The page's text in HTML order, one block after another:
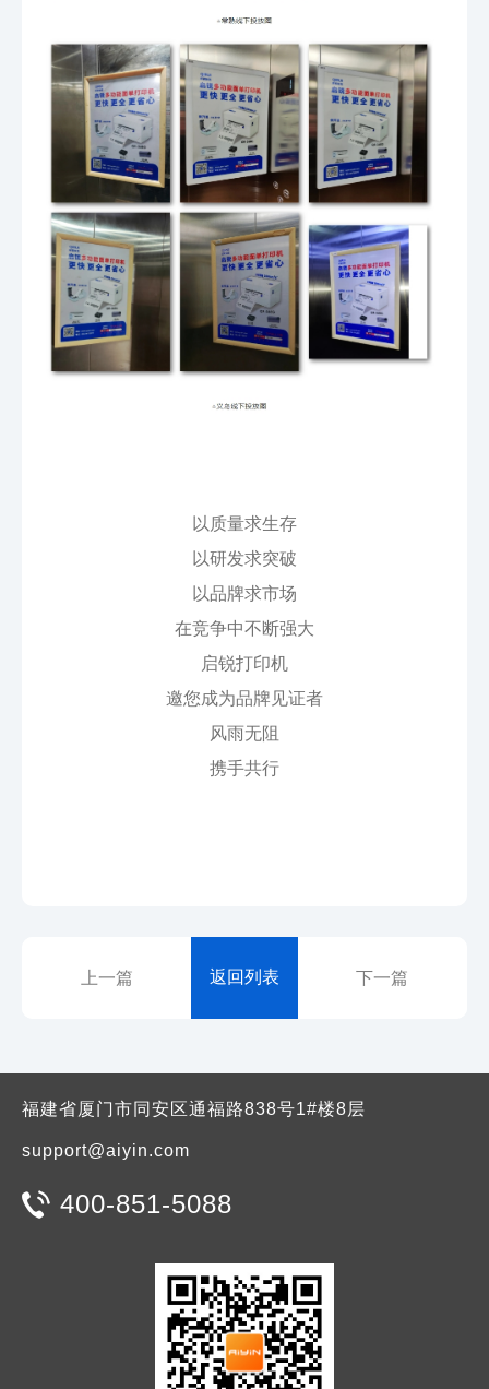
以质量求生存
以研发求突破
以品牌求市场
在竞争中不断强大
启锐打印机
邀您成为品牌见证者
风雨无阻
携手共行
上一篇 返回列表 下一篇
福建省厦门市同安区通福路838号1#楼8层
support@aiyin.com
400-851-5088